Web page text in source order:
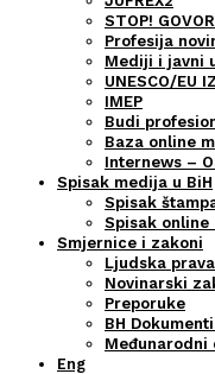
STOP!
Profesija
Mediji i javni
UNESCO/EU
IMEP
Budi
Baza online
Internews –
Spisak medija u BiH
Spisak
Spisak online
Smjernice i zakoni
Ljudska prava
Novinarski
Preporuke
BH
Međunarodni
Eng